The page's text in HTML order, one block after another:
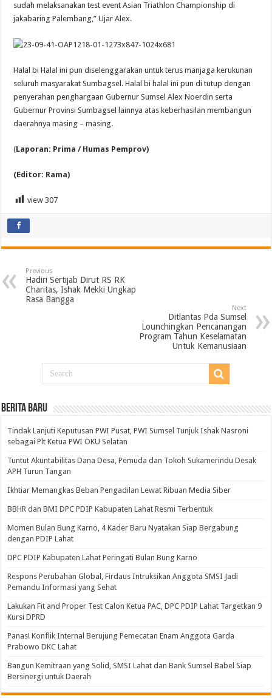
sudah melaksanakan test event Asian Triathlon Championship di
jakabaring Palembang,” Ujar Alex.
Halal bi Halal ini pun diselenggarakan untuk terus manjaga kerukunan
seluruh masyarakat Sumbagsel. Halal bi halal ini pun di tutup dengan
penyerahan penghargaan Gubernur Sumsel Alex Noerdin serta
Gubernur Provinsi Sumbagsel lainnya atas keberhasilan membangun
daerahnya masing – masing.
(Laporan: Prima / Humas Pemprov)
(Editor: Rama)
view 307
Previous
Hadiri Sertijab Dirut RS RK
Charitas, Ishak Mekki Ungkap
Rasa Bangga
Next
Ditlantas Pda Sumsel
Lounchingkan Pencanangan
Program Tahun Keselamatan
Untuk Kemanusiaan
BERITA BARU
Tindak Lanjuti Keputusan PWI Pusat, PWI Sumsel Tunjuk Ishak Nasroni
sebagai Plt Ketua PWI OKU Selatan
Tuntut Akuntabilitas Dana Desa, Pemuda dan Tokoh Sukamerindu Desak
APH Turun Tangan
Ikhtiar Memangkas Beban Pengadilan Lewat Ribuan Media Siber
BBHR dan BMI DPC PDIP Kabupaten Lahat Resmi Terbentuk
Momen Bulan Bung Karno, 4 Kader Baru Nyatakan Siap Bergabung
dengan PDIP Lahat
DPC PDIP Kabupaten Lahat Peringati Bulan Bung Karno
Respons Perubahan Global, Firdaus Intruksikan Anggota SMSI Jadi
Pemandu Informasi yang Sehat
Lakukan Fit and Proper Test Calon Ketua PAC, DPC PDIP Lahat Targetkan 9
Kursi DPRD
Panas! Konflik Internal Berujung Pemecatan Enam Anggota Garda
Prabowo DKC Lahat
Bangun Kemitraan yang Solid, SMSI Lahat dan Bank Sumsel Babel Siap
Bersinergi untuk Daerah